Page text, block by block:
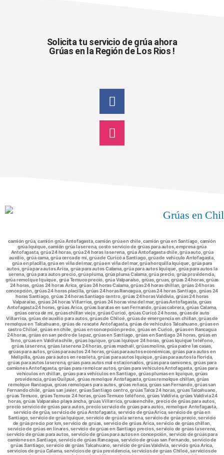
Solicita tu servicio de grúa ahora
Grúas en la Región de Los Rios !
camión grúa, camión grúa Antofagasta, camión grúa en chile, camión grúa en Santiago, camión
grúa Iquique, camión grúa la serena, costo servicio de grúas para autos, empresa grúa
Antofagasta, grúa 24 horas, grúa 24 horas la serena, grúa Antofagasta chile, grúa auto, grúa
auxilio, grúa cama, grúa cerca de mi, grúa de Curicó a Santiago, grúa de vehículo Antofagasta,
grúa en placilla, grúa en viña del mar, grúa en viña del mar, grúa horquilla Iquique, grúa para
autos, grúa para autos Arica, grúa para autos Calama, grúa para autos Iquique, grúa para autos la
serena, grúa para autos precio, grúa pluma, grúa pluma Calama, grúa precio, grúa providencia,
grúa remolque Iquique, grúa Temuco precio, grúa Valparaíso, grúas, gruas, grúas 24 horas, grúas
24 horas, grúas 24 horas Arica, grúas 24 horas Calama, grúas 24 horas chillan, grúas 24 horas
concepción, grúas 24 horas placilla, grúas 24 horas Rancagua, grúas 24 horas Santiago, grúas 24
horas Santiago, grúas 24 horas Santiago centro, grúas 24 horas Valdivia, grúas 24 horas
Valparaíso, grúas 24 horas Villarrica, grúas 24 horas vina del mar, grúas Antofagasta, grúas
Antofagasta 24 horas, grúas Arica, grúas baratas en san Fernando, grúas cabrera, grúas Calama,
grúas cerca de mi, grúas chillan viejo, grúas Curicó, grúas Curicó 24 horas, grúas de auto
Villarrica, grúas de auxilio para autos, grúas de Chiloé, grúas de emergencia en chillan, grúas de
remolque en Talcahuano, grúas de rescate Antofagasta, grúas de vehículos Talcahuano, grúas en
castro Chiloé, grúas en chile, grúas en concepción precio, grúas en Curicó, grúas en Rancagua
24 horas, grúas en san pedro de la paz, grúas en Santiago, grúas en Santiago 24 horas, grúas en
Teno, grúas en Valdivia chile, grúas Iquique, grúas Iquique 24 horas, grúas Iquique teléfono,
grúas la serena, grúas la serena 24 horas, grúas machali, grúas molina, grúa padre las casas,
grúas para autos, grúas para autos 24 horas, grúas para autos económicas, grúas para autos en
Melipilla, grúas para autos en recoleta, grúas para autos Iquique, grúas para autos la florida,
grúas para autos la serena, grúas para autos mal estacionados, grúas para camiones, grúas para
camiones Antofagasta, grúas para remolcar autos, grúas para vehículos Antofagasta, grúas para
vehículos en chillan, grúas para vehículos en Santiago, grúas plumas en Iquique, grúas
providencia, grúas Quilpué, grúas remolque Antofagasta, grúas remolque chillan, grúas
remolque Rancagua, grúas remolques para autos, grúas reñaca, grúas san Fernando, grúas san
Fernando chile, grúas san javier, grúas Santiago centro, grúas Talca 24 horas, grúas Talcahuano,
grúas Temuco, grúas Temuco 24 horas, grúas Temuco teléfono, grúas Valdivia, grúas Valdivia 24
horas, grúas Valparaíso playa ancha, grúas Villarrica, gruasenchile, precio de grúas para autos,
precio servicio de grúas para autos, precio servicio de grúas para autos, remolque Antofagasta,
servicio de grúa, servicio de grúa Antofagasta, servicio de grúa Arica, servicio de grúa en
Santiago, servicio de grúa Iquique, servicio de grúa la serena, servicio de grúa precio, servicio
de grúa precio por km, servicio de grúas, servicio de grúas Arica, servicio de grúas chillan,
servicio de grúas en linares, servicio de grúas en Santiago precios, servicio de grúas la serena,
servicio de grúas para autos, servicio de grúas para autos en concepción, servicio de grúas para
camiones en Santiago, servicio de grúas Rancagua, servicio de grúas san Fernando, servicio de
grúas Santiago, servicio de grúas Talcahuano, servicio de grúas Valdivia, servicio grúa Arica,
servicios de grúa Calama, servicios de grúa providencia, servicios de grúas Chiloé, servicios de